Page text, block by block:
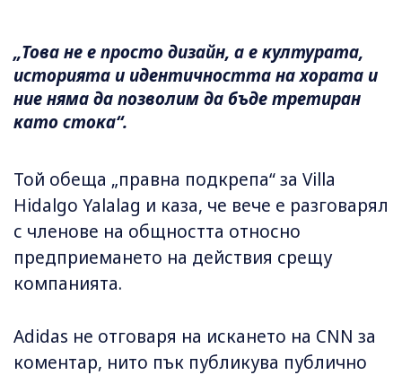
„Това не е просто дизайн, а е културата,
историята и идентичността на хората и
ние няма да позволим да бъде третиран
като стока“.
Той обеща „правна подкрепа“ за Villa
Hidalgo Yalalag и каза, че вече е разговарял
с членове на общността относно
предприемането на действия срещу
компанията.
Adidas не отговаря на искането на CNN за
коментар, нито пък публикува публично